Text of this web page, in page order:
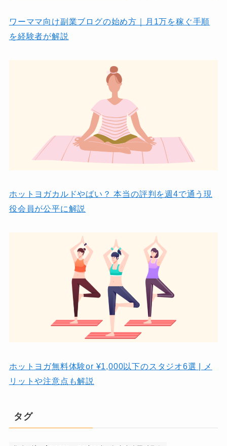
ワーママ向け副業ブログの始め方｜月1万を稼ぐ手順
を経験者が解説
ホットヨガカルドやばい？ 本当の評判を週4で通う現
役会員が公平に解説
ホットヨガ無料体験or ¥1,000以下のスタジオ6選 | メ
リットや注意点も解説
タグ